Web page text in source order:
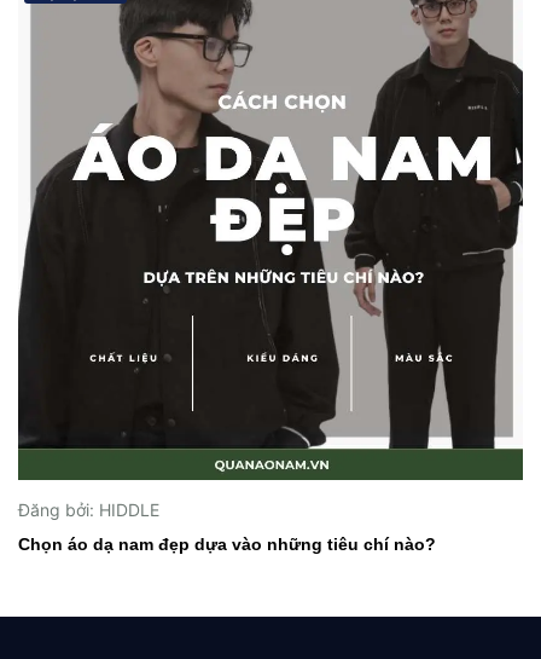
Đăng bởi: HIDDLE
Chọn áo dạ nam đẹp dựa vào những tiêu chí nào?